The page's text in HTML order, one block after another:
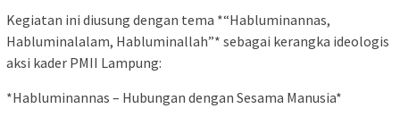
Kegiatan ini diusung dengan tema *“Habluminannas,
Habluminalalam, Habluminallah”* sebagai kerangka ideologis
aksi kader PMII Lampung:
*Habluminannas – Hubungan dengan Sesama Manusia*